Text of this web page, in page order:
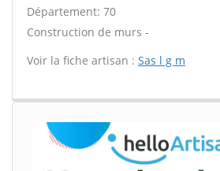
Département: 70
Construction de murs -
Voir la fiche artisan : Sas l g m